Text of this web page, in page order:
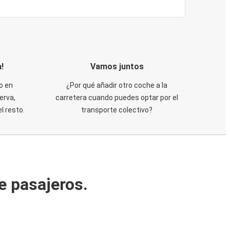
en
resto.
Vamos juntos
¿Por qué añadir otro coche a la
carretera cuando puedes optar por el
transporte colectivo?
pasajeros.